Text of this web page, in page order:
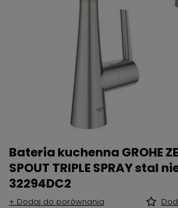
Bateria kuchenna GROHE
SPOUT TRIPLE SPRAY stal
32294DC2
+ Dodaj do porównania